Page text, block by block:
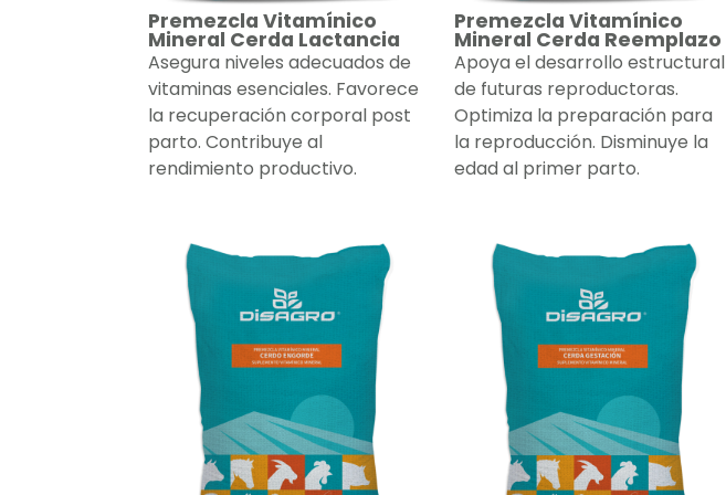
Premezcla Vitamínico
Mineral Cerda Lactancia
Asegura niveles adecuados de
vitaminas esenciales. Favorece
la recuperación corporal post
parto. Contribuye al
rendimiento productivo.
Premezcla Vitamínico
Mineral Cerda Reemplazo
Apoya el desarrollo estructural
de futuras reproductoras.
Optimiza la preparación para
la reproducción. Disminuye la
edad al primer parto.